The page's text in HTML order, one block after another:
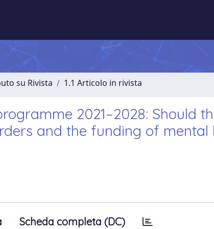
su Rivista 1.1 Articolo in rivista
2021–2028: Should
and the funding of mental
Scheda completa (DC)